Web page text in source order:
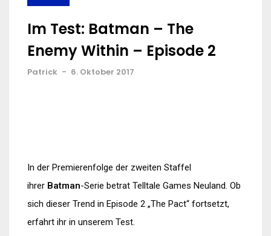
Im Test: Batman – The
Enemy Within – Episode 2
Patrick - 6. Oktober 2017
In der Premierenfolge der zweiten Staffel
ihrer Batman-Serie betrat Telltale Games Neuland. Ob
sich dieser Trend in Episode 2 „The Pact“ fortsetzt,
erfahrt ihr in unserem Test.